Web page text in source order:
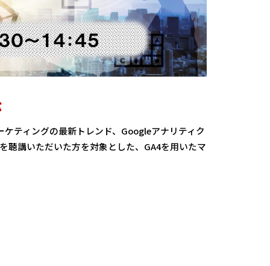
ティングの最新トレンド、Googleアナリティク
聴講いただいた方を対象とした、GA4を用いたマ